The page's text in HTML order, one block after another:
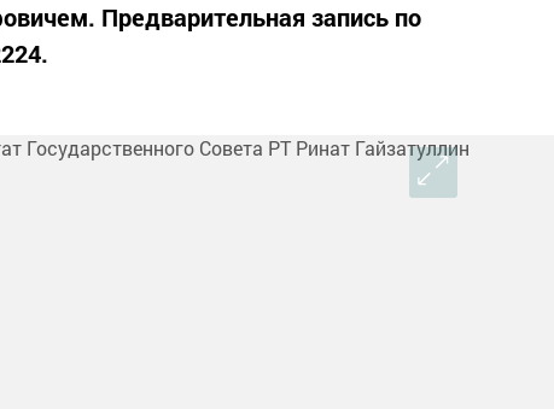
Предварительная запись по